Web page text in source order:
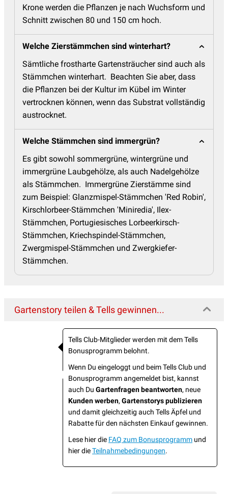
Krone werden die Pflanzen je nach Wuchsform und
Schnitt zwischen 80 und 150 cm hoch.
Welche Zierstämmchen sind winterhart?
Sämtliche frostharte Gartensträucher sind auch als
Stämmchen winterhart. Beachten Sie aber, dass
die Pflanzen bei der Kultur im Kübel im Winter
vertrocknen können, wenn das Substrat vollständig
austrocknet.
Welche Stämmchen sind immergrün?
Es gibt sowohl sommergrüne, wintergrüne und
immergrüne Laubgehölze, als auch Nadelgehölze
als Stämmchen. Immergrüne Zierstämme sind
zum Beispiel: Glanzmispel-Stämmchen 'Red Robin',
Kirschlorbeer-Stämmchen 'Miniredia', Ilex-
Stämmchen, Portugiesisches Lorbeerkirsch-
Stämmchen, Kriechspindel-Stämmchen,
Zwergmispel-Stämmchen und Zwergkiefer-
Stämmchen.
Gartenstory teilen & Tells gewinnen...
Tells Club-Mitglieder werden mit dem Tells
Bonusprogramm belohnt.
Wenn Du eingeloggt und beim Tells Club und
Bonusprogramm angemeldet bist, kannst
auch Du Gartenfragen beantworten, neue
Kunden werben, Gartenstorys publizieren
und damit gleichzeitig auch Tells Äpfel und
Rabatte für den nächsten Einkauf gewinnen.
Lese hier die FAQ zum Bonusprogramm und
hier dieTeilnahmebedingungen.